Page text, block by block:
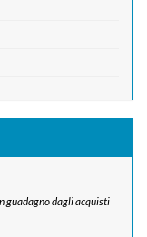
guadagno dagli acquisti